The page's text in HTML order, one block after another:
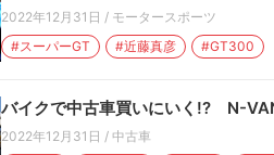
2022年12月31日 / モータースポーツ
#スーパーGT
#近藤真彦 #GT300
バイクで中古車買いにいく!? N-
2022年12月31日 / 中古車